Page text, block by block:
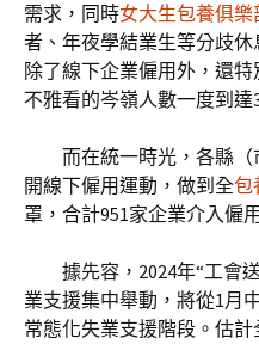
需求，同時女大生包養俱樂
者、年夜學結業生等分歧
除了線下企業僱用外，還
不雅看的岑嶺人數一度到達
而在統一時光，各縣
開線下僱用運動，做到全包
罩，合計951家企業介入僱
據先容，2024年“工會
業支援集中舉動，將從1月
常態化失業支援階段。估計